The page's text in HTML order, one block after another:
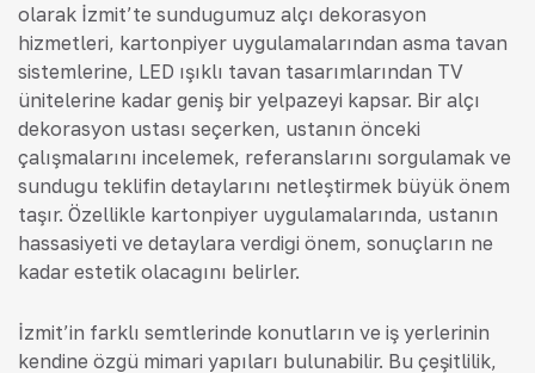
olarak İzmit’te sunduğumuz alçı dekorasyon
hizmetleri, kartonpiyer uygulamalarından asma tavan
sistemlerine, LED ışıklı tavan tasarımlarından TV
ünitelerine kadar geniş bir yelpazeyi kapsar. Bir alçı
dekorasyon ustası seçerken, ustanın önceki
çalışmalarını incelemek, referanslarını sorgulamak ve
sunduğu teklifin detaylarını netleştirmek büyük önem
taşır. Özellikle kartonpiyer uygulamalarında, ustanın
hassasiyeti ve detaylara verdiği önem, sonuçların ne
kadar estetik olacağını belirler.
İzmit’in farklı semtlerinde konutların ve iş yerlerinin
kendine özgü mimari yapıları bulunabilir. Bu çeşitlilik,